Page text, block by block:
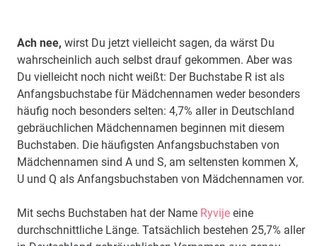
Ach nee, wirst Du jetzt vielleicht sagen, da wärst Du
wahrscheinlich auch selbst drauf gekommen. Aber was
Du vielleicht noch nicht weißt: Der Buchstabe R ist als
Anfangsbuchstabe für Mädchennamen weder besonders
häufig noch besonders selten: 4,7% aller in Deutschland
gebräuchlichen Mädchennamen beginnen mit diesem
Buchstaben. Die häufigsten Anfangsbuchstaben von
Mädchennamen sind A und S, am seltensten kommen X,
U und Q als Anfangsbuchstaben von Mädchennamen vor.
Mit sechs Buchstaben hat der Name Ryvije eine
durchschnittliche Länge. Tatsächlich bestehen 25,7% aller